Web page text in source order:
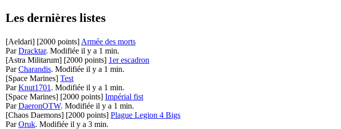
Les dernières listes
[Aeldari] [2000 points] Armée des morts
ParDracktar. Modifiée il y a 1 min.
[Astra Militarum] [2000 points] 1er escadron
ParCharandis. Modifiée il y a 1 min.
[Space Marines] Test
ParKnut1701 . Modifiée il y a 1 min.
[Space Marines] [2000 points] Impérial fist
ParDaeronOTW. Modifiée il y a 1 min.
[Chaos Daemons] [2000 points] Plague Legion 4 Bigs
ParOruk. Modifiée il y a 3 min.